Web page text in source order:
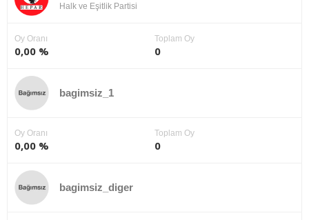
Halk ve Eşitlik Partisi
Oy Oranı
0,00 %
Toplam Oy
0
bagimsiz_1
Oy Oranı
0,00 %
Toplam Oy
0
bagimsiz_diger